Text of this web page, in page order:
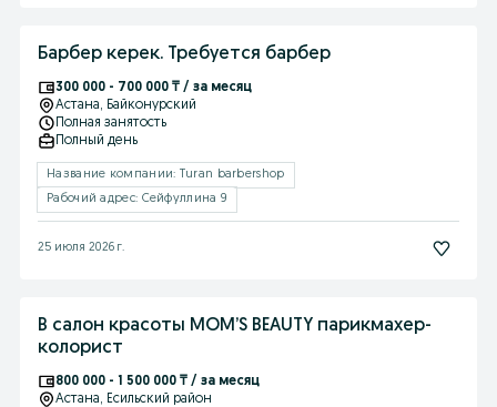
Барбер керек. Требуется барбер
300 000 - 700 000 ₸ / за месяц
Астана, Байконурский
Полная занятость
Полный день
Название компании: Turan barbershop
Рабочий адрес: Сейфуллина 9
25 июля 2026 г.
В салон красоты MOM’S BEAUTY парикмахер-
колорист
800 000 - 1 500 000 ₸ / за месяц
Астана, Есильский район